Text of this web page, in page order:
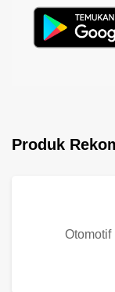
Produk
Otomotif